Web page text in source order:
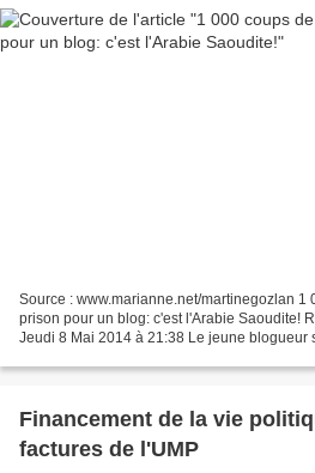
Source : www.marianne.net/martinegozlan 1
prison pour un blog: c'est l'Arabie Saoudite!
Jeudi 8 Mai 2014 à 21:38 Le jeune blogueur
Financement de la vie
factures de l'UMP